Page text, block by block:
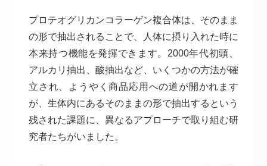
プロテオグリカンコラーゲン複合体は、そのまま
の形で抽出されることで、人体に摂り入れた時に
本来持つ機能を発揮できます。2000年代初頭、
アルカリ抽出、酸抽出など、いくつかの方法が確
立され、ようやく商品応用への道が開かれます
が、生体内にあるそのままの形で抽出するという
残された課題に、異なるアプローチで取り組む研
究者たちがいました。